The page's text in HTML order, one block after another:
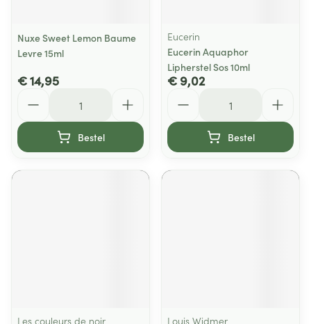
Nuxe Sweet Lemon Baume
Levre 15ml
€ 14,95
Bestel
Eucerin
Eucerin Aquaphor
Lipherstel Sos 10ml
€ 9,02
Bestel
Les couleurs de noir Louis Widmer